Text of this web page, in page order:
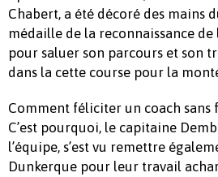
Chabert, a été décoré des mains
médaille de la reconnaissance
pour saluer son parcours et son
dans la cette course pour la
Comment féliciter un coach sans
C’est pourquoi, le capitaine
l’équipe, s’est vu remettre
Dunkerque pour leur travail